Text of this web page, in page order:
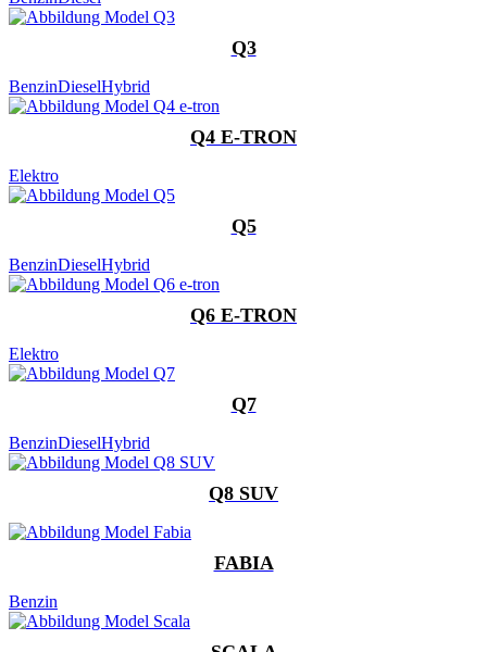
Q3
BenzinDieselHybrid
Q4 E-TRON
Elektro
Q5
BenzinDieselHybrid
Q6 E-TRON
Elektro
Q7
BenzinDieselHybrid
Q8 SUV
FABIA
Benzin